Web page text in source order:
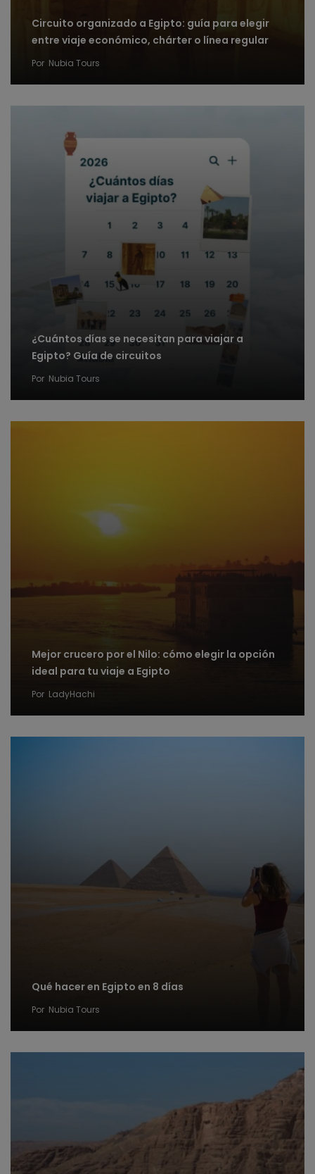
Circuito organizado a Egipto: guía para elegir
entre viaje económico, chárter o línea regular
Por Nubia Tours
¿Cuántos días se necesitan para viajar a
Egipto? Guía de circuitos
Por Nubia Tours
Mejor crucero por el Nilo: cómo elegir la opción
ideal para tu viaje a Egipto
Por LadyHachi
Qué hacer en Egipto en 8 días
Por Nubia Tours